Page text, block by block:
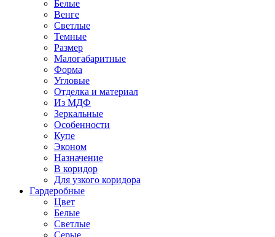
Белые
Венге
Светлые
Темные
Размер
Малогабаритные
Форма
Угловые
Отделка и материал
Из МДФ
Зеркальные
Особенности
Купе
Эконом
Назначение
В коридор
Для узкого коридора
Гардеробные
Цвет
Белые
Светлые
Серые